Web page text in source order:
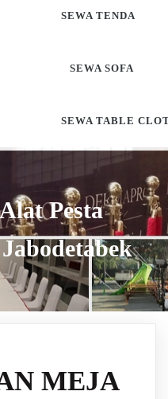
SEWA TENDA
SEWA SOFA
SEWA TABLE
Pesta
MEJA